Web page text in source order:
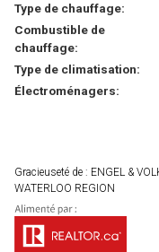
Type de chauffage:
Combustible de
chauffage:
Type de climatisation:
Électroménagers:
Gracieuseté de : ENGEL &
WATERLOO REGION